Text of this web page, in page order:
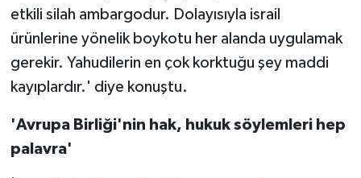
etkili silah ambargodur. Dolayısıyla israil
ürünlerine yönelik boykotu her alanda uygulamak
gerekir. Yahudilerin en çok korktuğu şey maddi
kayıplardır.' diye konuştu.
'Avrupa Birliği'nin hak, hukuk söylemleri hep
palavra'